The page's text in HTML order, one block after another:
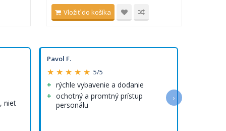
Vložiť do košíka
niet
Pavol F.
★ ★ ★ ★ ★ 5/5
rýchle vybavenie a dodanie
ochotný a promtný prístup
personálu
›